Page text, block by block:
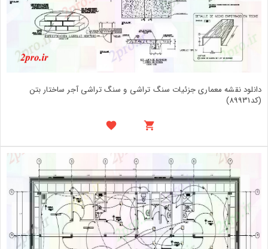
دانلود نقشه معماری جزئیات سنگ تراشی و سنگ تراشی آجر ساختار بتن
(کد89931)